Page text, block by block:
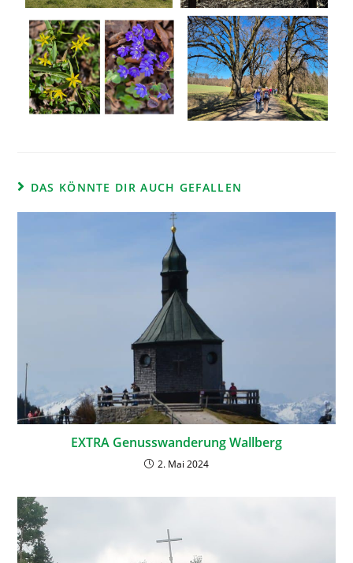
DAS KÖNNTE DIR AUCH GEFALLEN
EXTRA Genusswanderung Wallberg
2. Mai 2024